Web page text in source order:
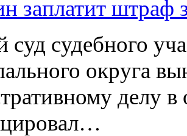
заплатит штраф
судебного
округа
делу